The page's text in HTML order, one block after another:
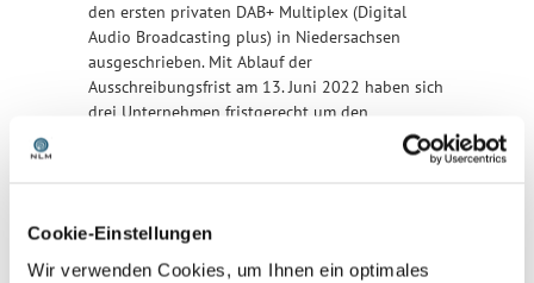
Cookie-Einstellungen
Wir verwenden Cookies, um Ihnen ein optimales
den ersten privaten DAB+ Multiplex (Digital
Audio Broadcasting plus) in Niedersachsen
ausgeschrieben. Mit Ablauf der
Ausschreibungsfrist am 13. Juni 2022 haben sich
drei Unternehmen fristgerecht um den
UPLINK Network GmbH, Düsseldorf
Die Niedersächsische Landesmedienanstalt prüft